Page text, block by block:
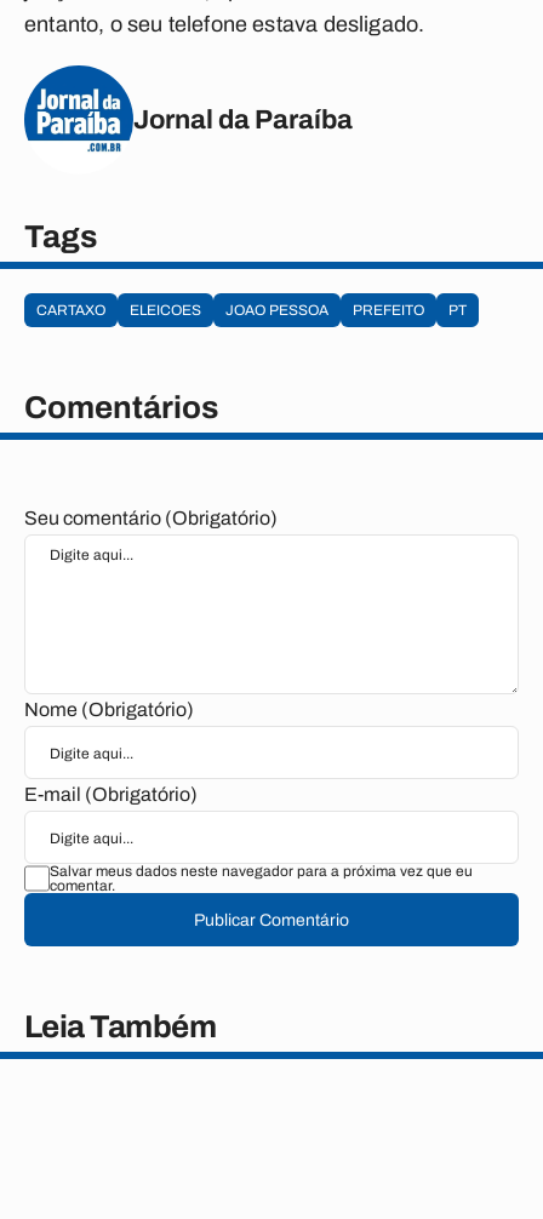
entanto, o seu telefone estava desligado.
Jornal da Paraíba
Tags
CARTAXO ELEICOES JOAO PESSOA PREFEITO PT
Comentários
Seu comentário (Obrigatório)
Nome (Obrigatório)
E-mail (Obrigatório)
Salvar meus dados neste navegador para a próxima vez que eu
comentar.
Publicar Comentário
Leia Também